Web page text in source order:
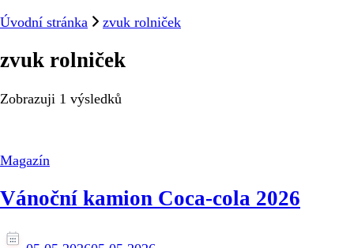
Úvodní stránka
zvuk rolniček
zvuk rolniček
Zobrazuji 1 výsledků
Magazín
Vánoční kamion Coca-cola 2026